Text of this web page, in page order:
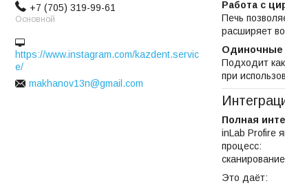
Работа с
Печь
расширяет
Одиночные
Подходит
при
Полная
inLab Profire
процесс:
Это даёт:
+7 (705) 319-99-61
Основной
https://www.instagram.com/kazdent.servic
e/
makhanov13n@gmail.com